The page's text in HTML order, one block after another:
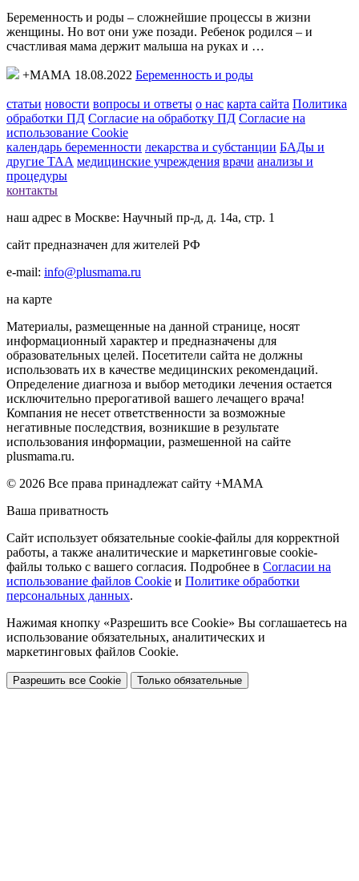
Беременность и роды – сложнейшие процессы в жизни
женщины. Но вот они уже позади. Ребенок родился – и
счастливая мама держит малыша на руках и …
+МАМА 18.08.2022 Беременность и роды
статьи новости вопросы и ответы о нас карта сайта Политика
обработки ПД Согласие на обработку ПД Согласие на
использование Cookie
календарь беременности лекарства и субстанции БАДы и
другие ТАА медицинские учреждения врачи анализы и
процедуры
контакты
наш адрес в Москве: Научный пр-д, д. 14а, стр. 1
сайт предназначен для жителей РФ
e-mail: info@plusmama.ru
на карте
Материалы, размещенные на данной странице, носят
информационный характер и предназначены для
образовательных целей. Посетители сайта не должны
использовать их в качестве медицинских рекомендаций.
Определение диагноза и выбор методики лечения остается
исключительно прерогативой вашего лечащего врача!
Компания не несет ответственности за возможные
негативные последствия, возникшие в результате
использования информации, размешенной на сайте
plusmama.ru.
© 2026 Все права принадлежат сайту +МАМА
Ваша приватность
Сайт использует обязательные cookie-файлы для корректной
работы, а также аналитические и маркетинговые cookie-
файлы только с вашего согласия. Подробнее в Согласии на
использование файлов Cookie и Политике обработки
персональных данных.
Нажимая кнопку «Разрешить все Cookie» Вы соглашаетесь на
использование обязательных, аналитических и
маркетинговых файлов Cookie.
Разрешить все Cookie Только обязательные